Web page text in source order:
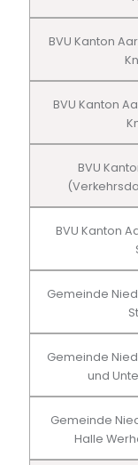
BVU Kanton
BVU Kanton
BVU
BVU Kanton
Gemeinde
Gemeinde
und
Gemeinde
Halle